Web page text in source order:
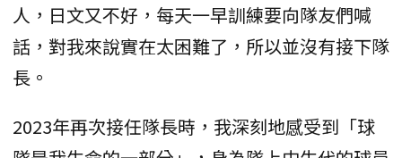
人，日文又不好，每天一早訓練要向隊友們喊
話，對我來說實在太困難了，所以並沒有接下隊
長。
2023年再次接任隊長時，我深刻地感受到「球